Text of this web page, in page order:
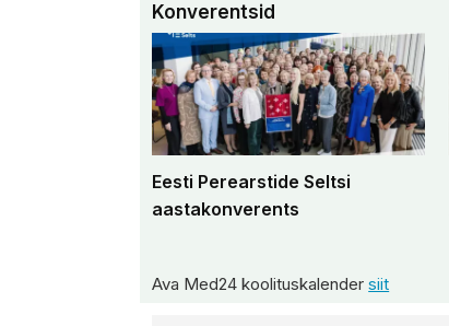
Konverentsid
Eesti Perearstide Seltsi
aastakonverents
Ava Med24 koolituskalendersiit